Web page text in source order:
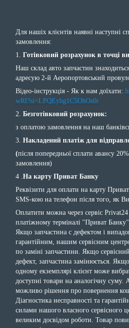
Для нашіх клієнтів наявні наступні
замовлення:
1. Готівковий розрахунок в точці
Наш склад авто запчастин
адресую 2-й Аеропортовський
Відео-інструкція - Як к нам доїхати:
wRI?si=LPQEyhg1C5OhOs0r
2. Безготівковий розрахунок:
з оплатою замовлення на наш
3. Накладений платіж для
(після попередньої сплати авансу 20%
замовлення)
4 . На карту Приват Банку
Реквізити для оплати на карту
SMS-кою на телефон після того, як
Оплатити можна через сервіс
платіжному терміналі "Приват Банку"
Якщо запчастина с дефектом і
гарантійним, нашим сервісним
по заміні запчастини. Якщо
дефект, запчастина замінюється.
одному екземплярі клієнт може
доступні товари на аналогічну суму.
можливо рішення про повернення
Діагностика несправності та
силами нашого власного сервісного
великим досвідом роботи. Товар